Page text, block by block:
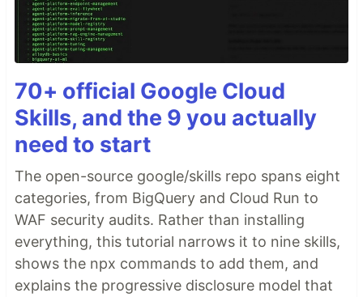
70+ official Google Cloud
Skills, and the 9 you actually
need to start
The open-source google/skills repo spans eight
categories, from BigQuery and Cloud Run to
WAF security audits. Rather than installing
everything, this tutorial narrows it to nine skills,
shows the npx commands to add them, and
explains the progressive disclosure model that